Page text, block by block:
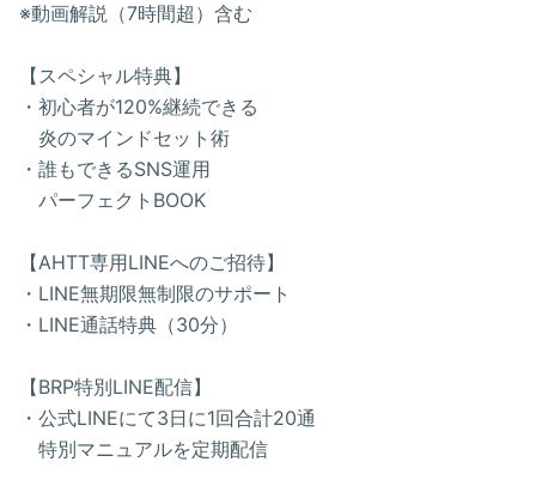
※動画解説（7時間超）含む
【スペシャル特典】
・初心者が120%継続できる
炎のマインドセット術
・誰もできるSNS運用
パーフェクトBOOK
【AHTT専用LINEへのご招待】
・LINE無期限無制限のサポート
・LINE通話特典（30分）
【BRP特別LINE配信】
・公式LINEにて3日に1回合計20通
特別マニュアルを定期配信